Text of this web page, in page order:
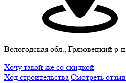
Вологодская обл., Грязовецкий р-н
Хочу такой же со скидкой
Ход строительства Смотреть отзыв